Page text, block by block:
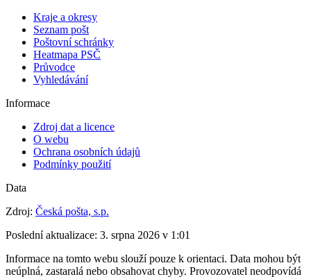
Kraje a okresy
Seznam pošt
Poštovní schránky
Heatmapa PSČ
Průvodce
Vyhledávání
Informace
Zdroj dat a licence
O webu
Ochrana osobních údajů
Podmínky použití
Data
Zdroj: Česká pošta, s.p.
Poslední aktualizace: 3. srpna 2026 v 1:01
Informace na tomto webu slouží pouze k orientaci. Data mohou být
neúplná, zastaralá nebo obsahovat chyby. Provozovatel neodpovídá